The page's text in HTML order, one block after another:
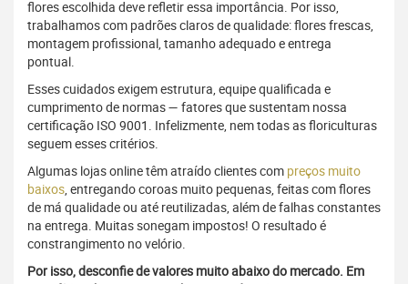
flores escolhida deve refletir essa importância. Por isso,
trabalhamos com padrões claros de qualidade: flores frescas,
montagem profissional, tamanho adequado e entrega
pontual.
Esses cuidados exigem estrutura, equipe qualificada e
cumprimento de normas — fatores que sustentam nossa
certificação ISO 9001. Infelizmente, nem todas as floriculturas
seguem esses critérios.
Algumas lojas online têm atraído clientes com preços muito
baixos, entregando coroas muito pequenas, feitas com flores
de má qualidade ou até reutilizadas, além de falhas constantes
na entrega. Muitas sonegam impostos! O resultado é
constrangimento no velório.
Por isso, desconfie de valores muito abaixo do mercado. Em